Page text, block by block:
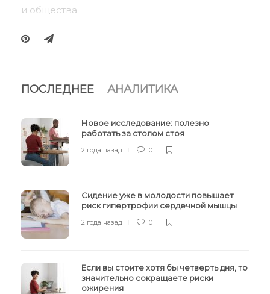
и общества.
ПОСЛЕДНЕЕ АНАЛИТИКА
Новое исследование: полезно
работать за столом стоя
2 года назад 0
Сидение уже в молодости повышает
риск гипертрофии сердечной мышцы
2 года назад 0
Если вы стоите хотя бы четверть дня, то
значительно сокращаете риски
ожирения